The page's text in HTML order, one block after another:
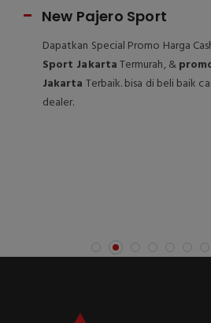
New Xpander JakartaTermurah, &
New Xpander Jakarta
kredit hanya di dealer.